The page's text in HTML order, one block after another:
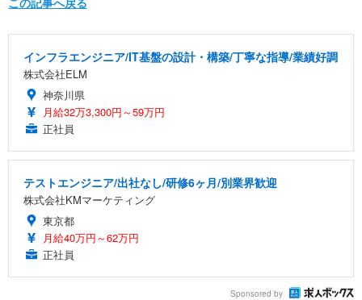
この記事へ戻る
インフラエンジニア/IT基盤の設計・構築/丁寧な指導/業績好調
株式会社ELM
神奈川県
月給32万3,300円～59万円
正社員
テストエンジニア/出社なし/研修6ヶ月/別業界歓迎
株式会社KMマーケティング
東京都
月給40万円～62万円
正社員
Sponsored by